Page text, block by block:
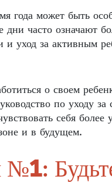
года может быть
часто означают
уход за активным
о своем
по уходу за
себя
и в будущем.
№1: